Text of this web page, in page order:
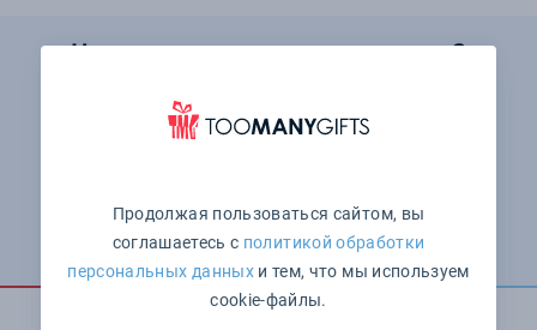
Не нашли подходящего товара?
8 (800) 555-06-43
Оставить заявку
Продолжая пользоваться сайтом, вы
соглашаетесь с политикой обработки
персональных данныхи тем, что мы используем
cookie-файлы.